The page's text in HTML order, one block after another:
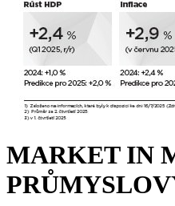
MARKET IN